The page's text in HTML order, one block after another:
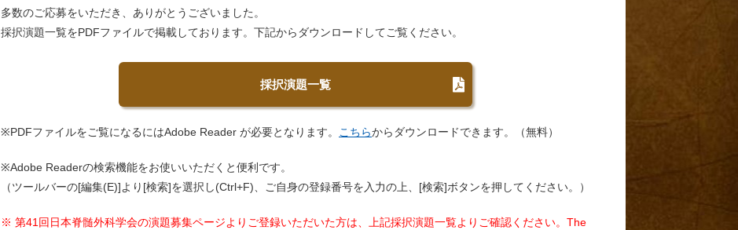
多数のご応募をいただき、ありがとうございました。
採択演題一覧をPDFファイルで掲載しております。下記からダウンロードしてご覧ください。
採択演題一覧
※PDFファイルをご覧になるにはAdobe Reader が必要となります。 こちらからダウンロードできます。（無料）
※Adobe Readerの検索機能をお使いいただくと便利です。
（ツールバーの[編集(E)]より[検索]を選択し(Ctrl+F)、ご自身の登録番号を入力の上、[検索]ボタンを押してください。）
※ 第41回日本脊髄外科学会の演題募集ページよりご登録いただいた方は、上記採択演題一覧よりご確認ください。The